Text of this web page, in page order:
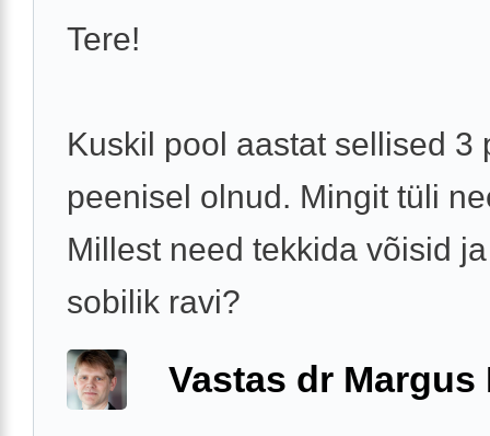
Tere!
Kuskil pool aastat sellised 3
peenisel olnud. Mingit tüli
Millest need tekkida võisid
sobilik ravi?
Vastas dr Margus